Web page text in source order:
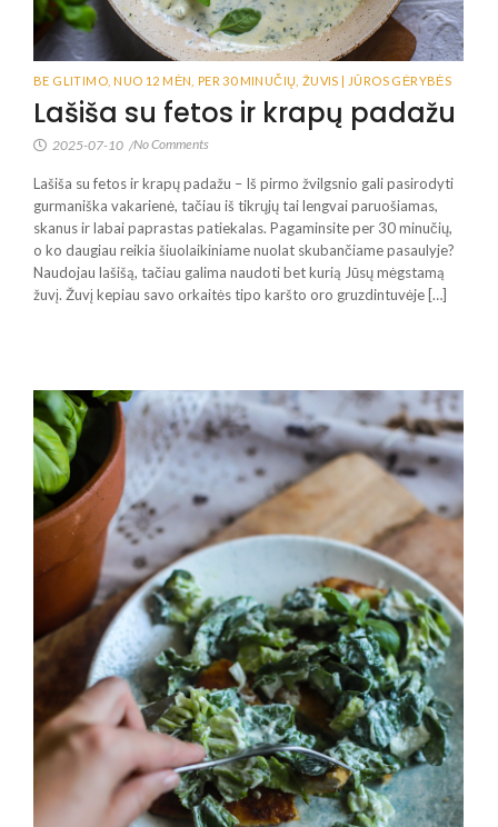
BE GLITIMO NUO 12 MĖN PER 30 MINUČIŲ ŽUVIS | JŪROS GĖRYBĖS
Lašiša su fetos ir krapų padažu
2025-07-10 /No Comments
Lašiša su fetos ir krapų padažu – Iš pirmo žvilgsnio gali pasirodyti
gurmaniška vakarienė, tačiau iš tikrųjų tai lengvai paruošiamas,
skanus ir labai paprastas patiekalas. Pagaminsite per 30 minučių,
o ko daugiau reikia šiuolaikiniame nuolat skubančiame pasaulyje?
Naudojau lašišą, tačiau galima naudoti bet kurią Jūsų mėgstamą
žuvį. Žuvį kepiau savo orkaitės tipo karšto oro gruzdintuvėje […]